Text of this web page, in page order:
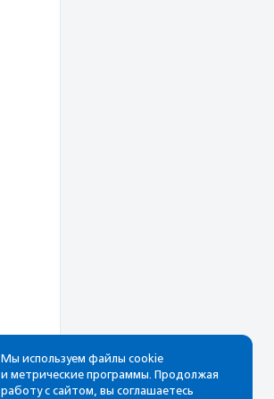
Рассылка
Мы используем файлы cookie
и метрические программы. Продолжая
работу с сайтом, вы соглашаетесь